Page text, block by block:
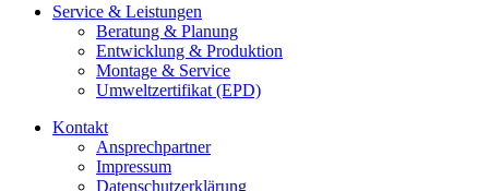
Service & Leistungen
Beratung & Planung
Entwicklung & Produktion
Montage & Service
Umweltzertifikat (EPD)
Kontakt
Ansprechpartner
Impressum
Datenschutzerklärung